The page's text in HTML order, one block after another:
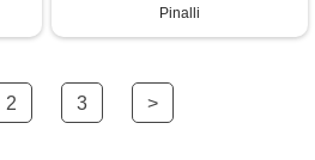
Pinalli
2 3 >